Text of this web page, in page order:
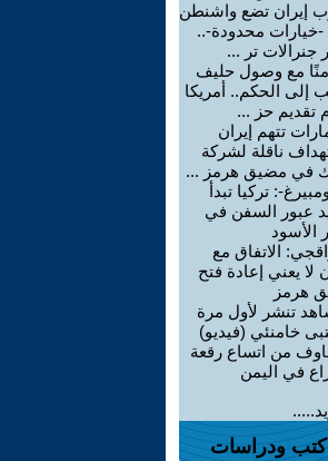
إيران تضع واشنطن
-خيارات محدودة-..
جنرالات تر ...
مع وصول حليف
إلى الحكم.. أمريكا
تقديم حز ...
تتهم إيران
ناقلة لشركة
في مضيق هرمز ...
: تركيا تبدأ
عبور السفن في
الأسود
الاتفاق مع
لا يعني إعادة فتح
هرمز
تنشر لأول مرة
خامنئي (فيديو)
من اتساع رقعة
في اليمن
كتب ودراسات